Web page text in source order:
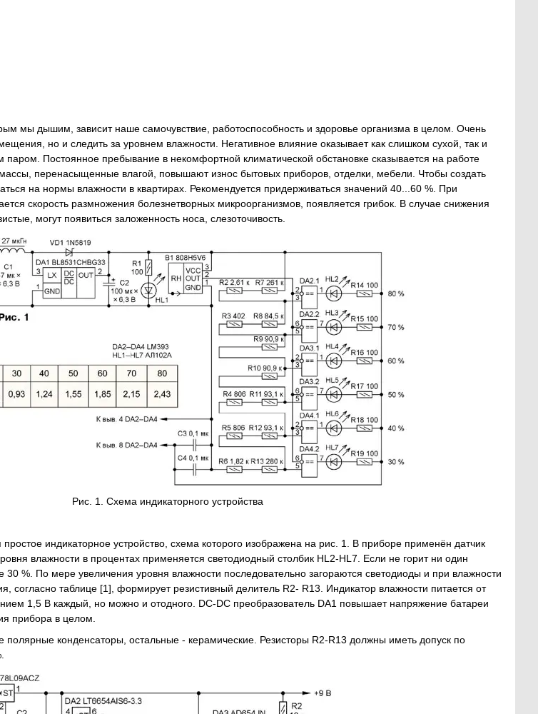
мы дышим, зависит наше самочувствие, работоспособность и здоровье организма в целом. Очень
но и следить за уровнем влажности. Негативное влияние оказывает как слишком сухой, так и
Постоянное пребывание в некомфортной климатической обстановке сказывается на работе
перенасыщенные влагой, повышают износ бытовых приборов, отделки, мебели. Чтобы создать
на нормы влажности в квартирах. Рекомендуется придерживаться значений 40...60 %. При
скорость размножения болезнетворных микроорганизмов, появляется грибок. В случае снижения
могут появиться заложенность носа, слезоточивость.
Рис. 1. Схема индикаторного устройства
индикаторное устройство, схема которого изображена на рис. 1. В приборе применён датчик
влажности в процентах применяется светодиодный столбик HL2-HL7. Если не горит ни один
30 %. По мере увеличения уровня влажности последовательно загораются светодиоды и при влажности
согласно таблице [1], формирует резистивный делитель R2- R13. Индикатор влажности питается от
1,5 В каждый, но можно и отодного. DC-DC преобразователь DA1 повышает напряжение батареи
прибора в целом.
полярные конденсаторы, остальные - керамические. Резисторы R2-R13 должны иметь допуск по